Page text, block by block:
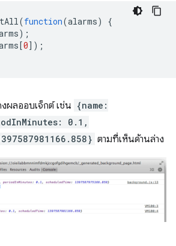
(function(alarms)
{
);
[0]);
ผลออบเจ็กต์ เช่น {name:
0.1,
ตามที่เห็นด้านล่าง